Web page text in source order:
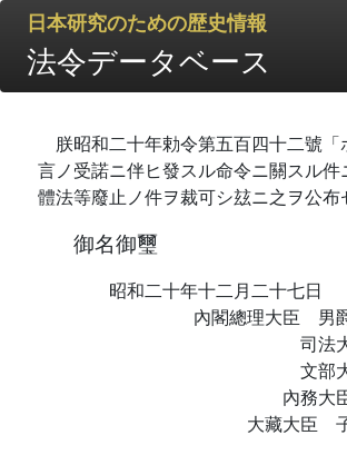
日本研究のための歴史情報
法令データベース
朕昭和二十年勅令第五百四十二號「
言ノ受諾ニ伴ヒ發スル命令ニ關スル件
體法等廢止ノ件ヲ裁可シ玆ニ之ヲ公布
御名御璽
昭和二十年十二月二十七日
內閣總理大臣 男
司法
文部
內務大
大藏大臣